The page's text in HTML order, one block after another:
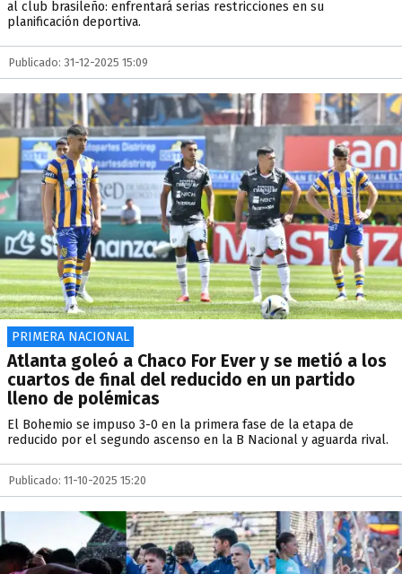
al club brasileño: enfrentará serias restricciones en su
planificación deportiva.
Publicado: 31-12-2025 15:09
PRIMERA NACIONAL
Atlanta goleó a Chaco For Ever y se metió a los
cuartos de final del reducido en un partido
lleno de polémicas
El Bohemio se impuso 3-0 en la primera fase de la etapa de
reducido por el segundo ascenso en la B Nacional y aguarda rival.
Publicado: 11-10-2025 15:20